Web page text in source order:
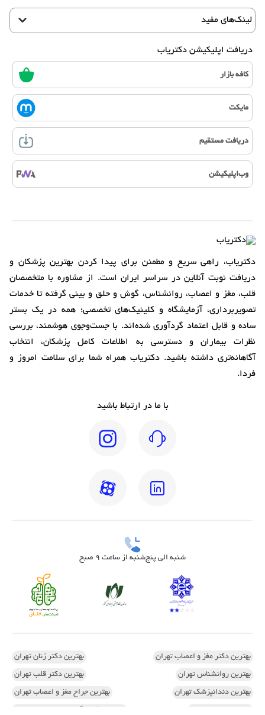
لینک‌های مفید
دریافت اپلیکیشن دکتریاب
کافه بازار
مایکت
دریافت مستقیم
وب‌اپلیکیشن
دکتریاب، راهی سریع و مطمئن برای پیدا کردن بهترین پزشکان و
دریافت نوبت آنلاین در سراسر ایران است. از مشاوره با متخصصان
قلب، مغز و اعصاب، روانشناس، گوش و حلق و بینی گرفته تا خدمات
تصویربرداری، آزمایشگاه و کلینیک‌های تخصصی؛ همه در یک بستر
ساده و قابل اعتماد گردآوری شده‌اند. با جست‌وجوی هوشمند، بررسی
نظرات بیماران و دسترسی به اطلاعات کامل پزشکان، انتخاب
آگاهانه‌تری داشته باشید. دکتریاب همراه شما برای سلامت امروز و
فردا.
با ما در ارتباط باشید
شنبه الی پنج‌شنبه از ساعت 9 صبح
بهترین دکتر مغز و اعصاب تهران بهترین دکتر زنان تهران
بهترین روانشناس تهران بهترین دکتر قلب تهران
بهترین دندانپزشک تهران بهترین جراح مغز و اعصاب تهران